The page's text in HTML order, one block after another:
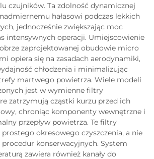
czujników. Ta zdolność dynamicznej
hałasowi podczas lekkich
jednocześnie zwiększając moc
intensywnych operacji. Umiejscowienie
zaprojektowanej obudowie micro
opiera się na zasadach aerodynamiki,
chłodzenia i minimalizując
martwego powietrza. Wiele modeli
jest w wymienne filtry
zatrzymują cząstki kurzu przed ich
chroniąc komponenty wewnętrzne i
przepływ powietrza. Te filtry
okresowego czyszczenia, a nie
konserwacyjnych. System
zawiera również kanały do